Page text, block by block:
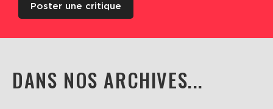
Poster une critique
DANS NOS ARCHIVES...